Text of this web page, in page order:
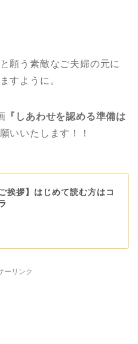
願う素敵なご夫婦の元に
すように。
『しあわせを認める準備は
いいたします！！
ご挨拶】はじめて読む方はコ
ーリンク